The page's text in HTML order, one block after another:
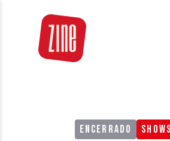
ENCERRADO